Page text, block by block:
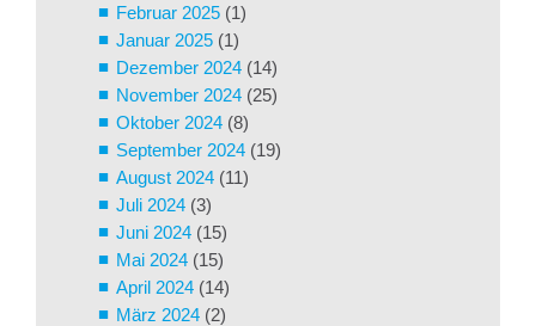
Februar 2025 (1)
Januar 2025 (1)
Dezember 2024 (14)
November 2024 (25)
Oktober 2024 (8)
September 2024 (19)
August 2024 (11)
Juli 2024 (3)
Juni 2024 (15)
Mai 2024 (15)
April 2024 (14)
März 2024 (2)